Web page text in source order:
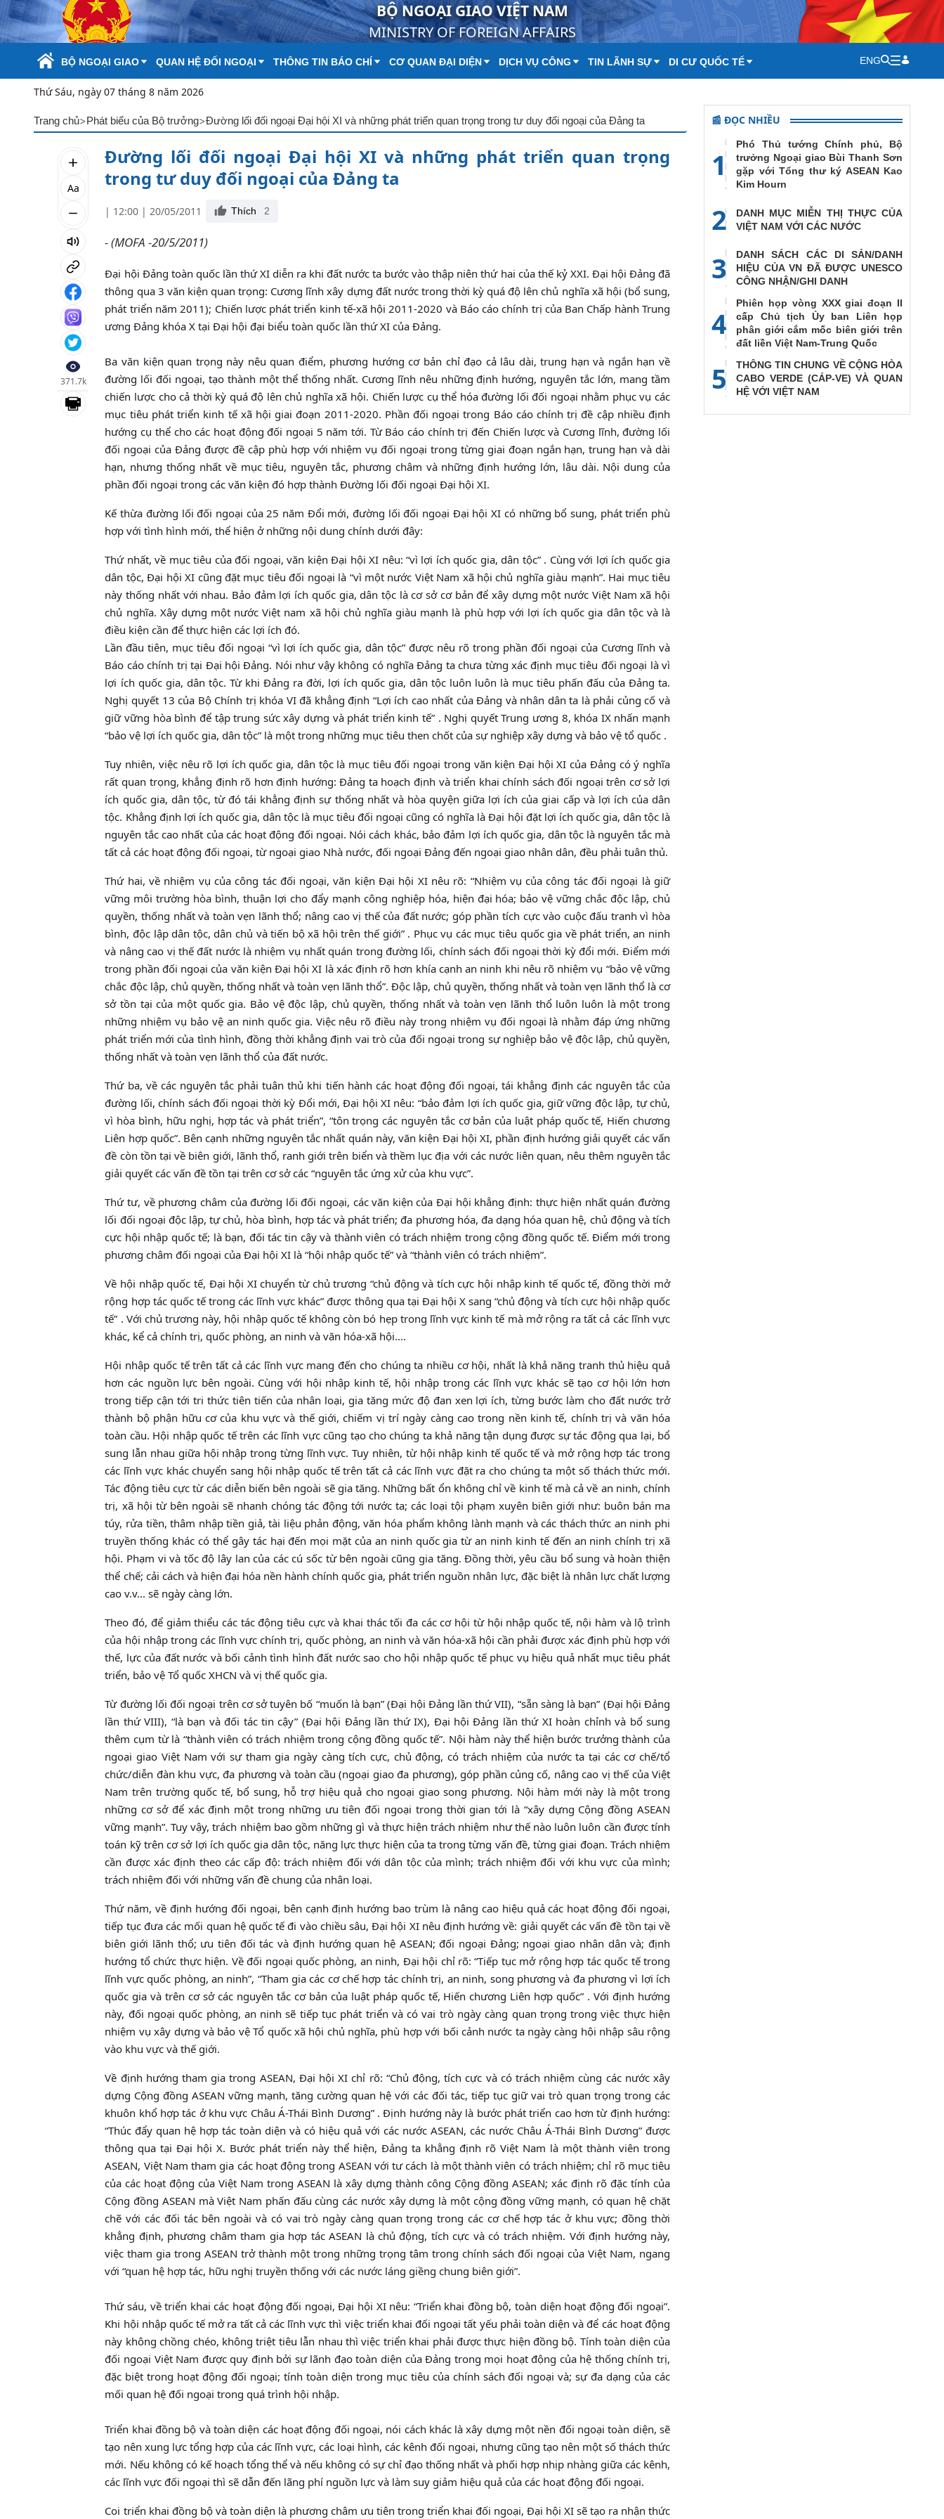
Skip to Main Content BỘ NGOẠI GIAO VIỆT NAM
MINISTRY OF FOREIGN AFFAIRS
BỘ NGOẠI GIAO QUAN HỆ ĐỐI NGOẠI THÔNG TIN BÁO CHÍ CƠ QUAN ĐẠI DIỆN DỊCH VỤ CÔNG TIN LÃNH SỰ DI CƯ QUỐC TẾ ENG
Thứ Sáu, ngày 07 tháng 8 năm 2026
Trang chủ>Phát biểu của Bộ trưởng>Đường lối đối ngoại Đại hội XI và những phát triển quan trọng trong tư duy đối ngoại của Đảng ta
Aa
371.7k
Đường lối đối ngoại Đại hội XI và những phát triển quan trọng
trong tư duy đối ngoại của Đảng ta
| 12:00 | 20/05/2011 Thích 2
- (MOFA -20/5/2011)
Đại hội Đảng toàn quốc lần thứ XI diễn ra khi đất nước ta bước vào thập niên thứ hai của thế kỷ XXI. Đại hội Đảng đã
thông qua 3 văn kiện quan trọng: Cương lĩnh xây dựng đất nước trong thời kỳ quá độ lên chủ nghĩa xã hội (bổ sung,
phát triển năm 2011); Chiến lược phát triển kinh tế-xã hội 2011-2020 và Báo cáo chính trị của Ban Chấp hành Trung
ương Đảng khóa X tại Đại hội đại biểu toàn quốc lần thứ XI của Đảng.
Ba văn kiện quan trọng này nêu quan điểm, phương hướng cơ bản chỉ đạo cả lâu dài, trung hạn và ngắn hạn về
đường lối đối ngoại, tạo thành một thể thống nhất. Cương lĩnh nêu những định hướng, nguyên tắc lớn, mang tầm
chiến lược cho cả thời kỳ quá độ lên chủ nghĩa xã hội. Chiến lược cụ thể hóa đường lối đối ngoại nhằm phục vụ các
mục tiêu phát triển kinh tế xã hội giai đoạn 2011-2020. Phần đối ngoại trong Báo cáo chính trị đề cập nhiều định
hướng cụ thể cho các hoạt động đối ngoại 5 năm tới. Từ Báo cáo chính trị đến Chiến lược và Cương lĩnh, đường lối
đối ngoại của Đảng được đề cập phù hợp với nhiệm vụ đối ngoại trong từng giai đoạn ngắn hạn, trung hạn và dài
hạn, nhưng thống nhất về mục tiêu, nguyên tắc, phương châm và những định hướng lớn, lâu dài. Nội dung của
phần đối ngoại trong các văn kiện đó hợp thành Đường lối đối ngoại Đại hội XI.
Kế thừa đường lối đối ngoại của 25 năm Đổi mới, đường lối đối ngoại Đại hội XI có những bổ sung, phát triển phù
hợp với tình hình mới, thể hiện ở những nội dung chính dưới đây:
Thứ nhất, về mục tiêu của đối ngoại, văn kiện Đại hội XI nêu: “vì lợi ích quốc gia, dân tộc” . Cùng với lợi ích quốc gia
dân tộc, Đại hội XI cũng đặt mục tiêu đối ngoại là “vì một nước Việt Nam xã hội chủ nghĩa giàu mạnh”. Hai mục tiêu
này thống nhất với nhau. Bảo đảm lợi ích quốc gia, dân tộc là cơ sở cơ bản để xây dựng một nước Việt Nam xã hội
chủ nghĩa. Xây dựng một nước Việt nam xã hội chủ nghĩa giàu mạnh là phù hợp với lợi ích quốc gia dân tộc và là
điều kiện cần để thực hiện các lợi ích đó.
Lần đầu tiên, mục tiêu đối ngoại “vì lợi ích quốc gia, dân tộc” được nêu rõ trong phần đối ngoại của Cương lĩnh và
Báo cáo chính trị tại Đại hội Đảng. Nói như vậy không có nghĩa Đảng ta chưa từng xác định mục tiêu đối ngoại là vì
lợi ích quốc gia, dân tộc. Từ khi Đảng ra đời, lợi ích quốc gia, dân tộc luôn luôn là mục tiêu phấn đấu của Đảng ta.
Nghị quyết 13 của Bộ Chính trị khóa VI đã khẳng định “Lợi ích cao nhất của Đảng và nhân dân ta là phải củng cố và
giữ vững hòa bình để tập trung sức xây dựng và phát triển kinh tế” . Nghị quyết Trung ương 8, khóa IX nhấn mạnh
“bảo vệ lợi ích quốc gia, dân tộc” là một trong những mục tiêu then chốt của sự nghiệp xây dựng và bảo vệ tổ quốc .
Tuy nhiên, việc nêu rõ lợi ích quốc gia, dân tộc là mục tiêu đối ngoại trong văn kiện Đại hội XI của Đảng có ý nghĩa
rất quan trọng, khẳng định rõ hơn định hướng: Đảng ta hoạch định và triển khai chính sách đối ngoại trên cơ sở lợi
ích quốc gia, dân tộc, từ đó tái khẳng định sự thống nhất và hòa quyện giữa lợi ích của giai cấp và lợi ích của dân
tộc. Khẳng định lợi ích quốc gia, dân tộc là mục tiêu đối ngoại cũng có nghĩa là Đại hội đặt lợi ích quốc gia, dân tộc là
nguyên tắc cao nhất của các hoạt động đối ngoại. Nói cách khác, bảo đảm lợi ích quốc gia, dân tộc là nguyên tắc mà
tất cả các hoạt động đối ngoại, từ ngoại giao Nhà nước, đối ngoại Đảng đến ngoại giao nhân dân, đều phải tuân thủ.
Thứ hai, về nhiệm vụ của công tác đối ngoại, văn kiện Đại hội XI nêu rõ: “Nhiệm vụ của công tác đối ngoại là giữ
vững môi trường hòa bình, thuận lợi cho đẩy mạnh công nghiệp hóa, hiện đại hóa; bảo vệ vững chắc độc lập, chủ
quyền, thống nhất và toàn vẹn lãnh thổ; nâng cao vị thế của đất nước; góp phần tích cực vào cuộc đấu tranh vì hòa
bình, độc lập dân tộc, dân chủ và tiến bộ xã hội trên thế giới” . Phục vụ các mục tiêu quốc gia về phát triển, an ninh
và nâng cao vị thế đất nước là nhiệm vụ nhất quán trong đường lối, chính sách đối ngoại thời kỳ đổi mới. Điểm mới
trong phần đối ngoại của văn kiện Đại hội XI là xác định rõ hơn khía cạnh an ninh khi nêu rõ nhiệm vụ “bảo vệ vững
chắc độc lập, chủ quyền, thống nhất và toàn vẹn lãnh thổ”. Độc lập, chủ quyền, thống nhất và toàn vẹn lãnh thổ là cơ
sở tồn tại của một quốc gia. Bảo vệ độc lập, chủ quyền, thống nhất và toàn vẹn lãnh thổ luôn luôn là một trong
những nhiệm vụ bảo vệ an ninh quốc gia. Việc nêu rõ điều này trong nhiệm vụ đối ngoại là nhằm đáp ứng những
phát triển mới của tình hình, đồng thời khẳng định vai trò của đối ngoại trong sự nghiệp bảo vệ độc lập, chủ quyền,
thống nhất và toàn vẹn lãnh thổ của đất nước.
Thứ ba, về các nguyên tắc phải tuân thủ khi tiến hành các hoạt động đối ngoại, tái khẳng định các nguyên tắc của
đường lối, chính sách đối ngoại thời kỳ Đổi mới, Đại hội XI nêu: “bảo đảm lợi ích quốc gia, giữ vững độc lập, tự chủ,
vì hòa bình, hữu nghị, hợp tác và phát triển”, “tôn trọng các nguyên tắc cơ bản của luật pháp quốc tế, Hiến chương
Liên hợp quốc”. Bên cạnh những nguyên tắc nhất quán này, văn kiện Đại hội XI, phần định hướng giải quyết các vấn
đề còn tồn tại về biên giới, lãnh thổ, ranh giới trên biển và thềm lục địa với các nước liên quan, nêu thêm nguyên tắc
giải quyết các vấn đề tồn tại trên cơ sở các “nguyên tắc ứng xử của khu vực”.
Thứ tư, về phương châm của đường lối đối ngoại, các văn kiện của Đại hội khẳng định: thực hiện nhất quán đường
lối đối ngoại độc lập, tự chủ, hòa bình, hợp tác và phát triển; đa phương hóa, đa dạng hóa quan hệ, chủ động và tích
cực hội nhập quốc tế; là bạn, đối tác tin cậy và thành viên có trách nhiệm trong cộng đồng quốc tế. Điểm mới trong
phương châm đối ngoại của Đại hội XI là “hội nhập quốc tế” và “thành viên có trách nhiệm”.
Về hội nhập quốc tế, Đại hội XI chuyển từ chủ trương “chủ động và tích cực hội nhập kinh tế quốc tế, đồng thời mở
rộng hợp tác quốc tế trong các lĩnh vực khác” được thông qua tại Đại hội X sang “chủ động và tích cực hội nhập quốc
tế” . Với chủ trương này, hội nhập quốc tế không còn bó hẹp trong lĩnh vực kinh tế mà mở rộng ra tất cả các lĩnh vực
khác, kể cả chính trị, quốc phòng, an ninh và văn hóa-xã hội....
Hội nhập quốc tế trên tất cả các lĩnh vực mang đến cho chúng ta nhiều cơ hội, nhất là khả năng tranh thủ hiệu quả
hơn các nguồn lực bên ngoài. Cùng với hội nhập kinh tế, hội nhập trong các lĩnh vực khác sẽ tạo cơ hội lớn hơn
trong tiếp cận tới tri thức tiên tiến của nhân loại, gia tăng mức độ đan xen lợi ích, từng bước làm cho đất nước trở
thành bộ phận hữu cơ của khu vực và thế giới, chiếm vị trí ngày càng cao trong nền kinh tế, chính trị và văn hóa
toàn cầu. Hội nhập quốc tế trên các lĩnh vực cũng tạo cho chúng ta khả năng tận dụng được sự tác động qua lại, bổ
sung lẫn nhau giữa hội nhập trong từng lĩnh vực. Tuy nhiên, từ hội nhập kinh tế quốc tế và mở rộng hợp tác trong
các lĩnh vực khác chuyển sang hội nhập quốc tế trên tất cả các lĩnh vực đặt ra cho chúng ta một số thách thức mới.
Tác động tiêu cực từ các diễn biến bên ngoài sẽ gia tăng. Những bất ổn không chỉ về kinh tế mà cả về an ninh, chính
trị, xã hội từ bên ngoài sẽ nhanh chóng tác động tới nước ta; các loại tội phạm xuyên biên giới như: buôn bán ma
túy, rửa tiền, thâm nhập tiền giả, tài liệu phản động, văn hóa phẩm không lành mạnh và các thách thức an ninh phi
truyền thống khác có thể gây tác hại đến mọi mặt của an ninh quốc gia từ an ninh kinh tế đến an ninh chính trị xã
hội. Phạm vi và tốc độ lây lan của các cú sốc từ bên ngoài cũng gia tăng. Đồng thời, yêu cầu bổ sung và hoàn thiện
thể chế; cải cách và hiện đại hóa nền hành chính quốc gia, phát triển nguồn nhân lực, đặc biệt là nhân lực chất lượng
cao v.v... sẽ ngày càng lớn.
Theo đó, để giảm thiểu các tác động tiêu cực và khai thác tối đa các cơ hội từ hội nhập quốc tế, nội hàm và lộ trình
của hội nhập trong các lĩnh vực chính trị, quốc phòng, an ninh và văn hóa-xã hội cần phải được xác định phù hợp với
thế, lực của đất nước và bối cảnh tình hình đất nước sao cho hội nhập quốc tế phục vụ hiệu quả nhất mục tiêu phát
triển, bảo vệ Tổ quốc XHCN và vị thế quốc gia.
Từ đường lối đối ngoại trên cơ sở tuyên bố “muốn là bạn” (Đại hội Đảng lần thứ VII), “sẵn sàng là bạn” (Đại hội Đảng
lần thứ VIII), “là bạn và đối tác tin cậy” (Đại hội Đảng lần thứ IX), Đại hội Đảng lần thứ XI hoàn chỉnh và bổ sung
thêm cụm từ là “thành viên có trách nhiệm trong cộng đồng quốc tế”. Nội hàm này thể hiện bước trưởng thành của
ngoại giao Việt Nam với sự tham gia ngày càng tích cực, chủ động, có trách nhiệm của nước ta tại các cơ chế/tổ
chức/diễn đàn khu vực, đa phương và toàn cầu (ngoại giao đa phương), góp phần củng cố, nâng cao vị thế của Việt
Nam trên trường quốc tế, bổ sung, hỗ trợ hiệu quả cho ngoại giao song phương. Nội hàm mới này là một trong
những cơ sở để xác định một trong những ưu tiên đối ngoại trong thời gian tới là “xây dựng Cộng đồng ASEAN
vững mạnh”. Tuy vậy, trách nhiệm bao gồm những gì và thực hiện trách nhiệm như thế nào luôn luôn cần được tính
toán kỹ trên cơ sở lợi ích quốc gia dân tộc, năng lực thực hiện của ta trong từng vấn đề, từng giai đoạn. Trách nhiệm
cần được xác định theo các cấp độ: trách nhiệm đối với dân tộc của mình; trách nhiệm đối với khu vực của mình;
trách nhiệm đối với những vấn đề chung của nhân loại.
Thứ năm, về định hướng đối ngoại, bên cạnh định hướng bao trùm là nâng cao hiệu quả các hoạt động đối ngoại,
tiếp tục đưa các mối quan hệ quốc tế đi vào chiều sâu, Đại hội XI nêu định hướng về: giải quyết các vấn đề tồn tại về
biên giới lãnh thổ; ưu tiên đối tác và định hướng quan hệ ASEAN; đối ngoại Đảng; ngoại giao nhân dân và; định
hướng tổ chức thực hiện. Về đối ngoại quốc phòng, an ninh, Đại hội chỉ rõ: “Tiếp tục mở rộng hợp tác quốc tế trong
lĩnh vực quốc phòng, an ninh”, “Tham gia các cơ chế hợp tác chính trị, an ninh, song phương và đa phương vì lợi ích
quốc gia và trên cơ sở các nguyên tắc cơ bản của luật pháp quốc tế, Hiến chương Liên hợp quốc” . Với định hướng
này, đối ngoại quốc phòng, an ninh sẽ tiếp tục phát triển và có vai trò ngày càng quan trọng trong việc thực hiện
nhiệm vụ xây dựng và bảo vệ Tổ quốc xã hội chủ nghĩa, phù hợp với bối cảnh nước ta ngày càng hội nhập sâu rộng
vào khu vực và thế giới.
Về định hướng tham gia trong ASEAN, Đại hội XI chỉ rõ: “Chủ động, tích cực và có trách nhiệm cùng các nước xây
dựng Cộng đồng ASEAN vững mạnh, tăng cường quan hệ với các đối tác, tiếp tục giữ vai trò quan trọng trong các
khuôn khổ hợp tác ở khu vực Châu Á-Thái Bình Dương” . Định hướng này là bước phát triển cao hơn từ định hướng:
“Thúc đẩy quan hệ hợp tác toàn diện và có hiệu quả với các nước ASEAN, các nước Châu Á-Thái Bình Dương” được
thông qua tại Đại hội X. Bước phát triển này thể hiện, Đảng ta khẳng định rõ Việt Nam là một thành viên trong
ASEAN, Việt Nam tham gia các hoạt động trong ASEAN với tư cách là một thành viên có trách nhiệm; chỉ rõ mục tiêu
của các hoạt động của Việt Nam trong ASEAN là xây dựng thành công Cộng đồng ASEAN; xác định rõ đặc tính của
Cộng đồng ASEAN mà Việt Nam phấn đấu cùng các nước xây dựng là một cộng đồng vững mạnh, có quan hệ chặt
chẽ với các đối tác bên ngoài và có vai trò ngày càng quan trọng trong các cơ chế hợp tác ở khu vực; đồng thời
khẳng định, phương châm tham gia hợp tác ASEAN là chủ động, tích cực và có trách nhiệm. Với định hướng này,
việc tham gia trong ASEAN trở thành một trong những trọng tâm trong chính sách đối ngoại của Việt Nam, ngang
với “quan hệ hợp tác, hữu nghị truyền thống với các nước láng giềng chung biên giới”.
Thứ sáu, về triển khai các hoạt động đối ngoại, Đại hội XI nêu: “Triển khai đồng bộ, toàn diện hoạt động đối ngoại”.
Khi hội nhập quốc tế mở ra tất cả các lĩnh vực thì việc triển khai đối ngoại tất yếu phải toàn diện và để các hoạt động
này không chồng chéo, không triệt tiêu lẫn nhau thì việc triển khai phải được thực hiện đồng bộ. Tính toàn diện của
đối ngoại Việt Nam được quy định bởi sự lãnh đạo toàn diện của Đảng trong mọi hoạt động của hệ thống chính trị,
đặc biệt trong hoạt động đối ngoại; tính toàn diện trong mục tiêu của chính sách đối ngoại và; sự đa dạng của các
mối quan hệ đối ngoại trong quá trình hội nhập.
Triển khai đồng bộ và toàn diện các hoạt động đối ngoại, nói cách khác là xây dựng một nền đối ngoại toàn diện, sẽ
tạo nên xung lực tổng hợp của các lĩnh vực, các loại hình, các kênh đối ngoại, nhưng cũng tạo nên một số thách thức
mới. Nếu không có kế hoạch tổng thể và nếu không có sự chỉ đạo thống nhất và phối hợp nhịp nhàng giữa các kênh,
các lĩnh vực đối ngoại thì sẽ dẫn đến lãng phí nguồn lực và làm suy giảm hiệu quả của các hoạt động đối ngoại.
Coi triển khai đồng bộ và toàn diện là phương châm ưu tiên trong triển khai đối ngoại, Đại hội XI sẽ tạo ra nhận thức
📰 ĐỌC NHIỀU
1
Phó Thủ tướng Chính phủ, Bộ
trưởng Ngoại giao Bùi Thanh Sơn
gặp với Tổng thư ký ASEAN Kao
Kim Hourn
2
DANH MỤC MIỄN THỊ THỰC CỦA
VIỆT NAM VỚI CÁC NƯỚC
3
DANH SÁCH CÁC DI SẢN/DANH
HIỆU CỦA VN ĐÃ ĐƯỢC UNESCO
CÔNG NHẬN/GHI DANH
4
Phiên họp vòng XXX giai đoạn II
cấp Chủ tịch Ủy ban Liên họp
phân giới cắm mốc biên giới trên
đất liền Việt Nam-Trung Quốc
5
THÔNG TIN CHUNG VỀ CỘNG HÒA
CABO VERDE (CÁP-VE) VÀ QUAN
HỆ VỚI VIỆT NAM